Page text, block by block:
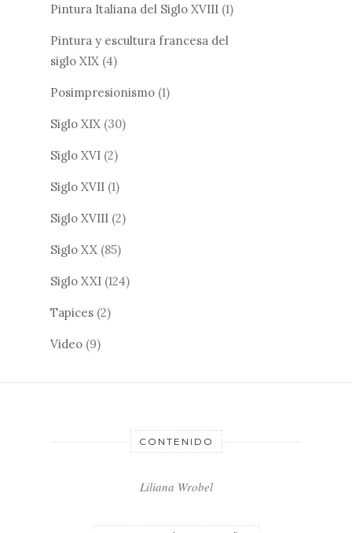
Pintura Italiana del Siglo XVIII (1)
Pintura y escultura francesa del
siglo XIX (4)
Posimpresionismo (1)
Siglo XIX (30)
Siglo XVI (2)
Siglo XVII (1)
Siglo XVIII (2)
Siglo XX (85)
Siglo XXI (124)
Tapices (2)
Video (9)
CONTENIDO
Liliana Wrobel